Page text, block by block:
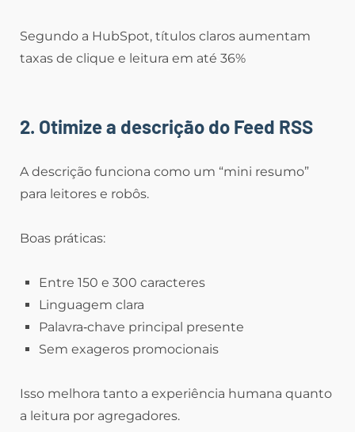
Segundo a HubSpot, títulos claros aumentam
taxas de clique e leitura em até 36%
2. Otimize a descrição do Feed RSS
A descrição funciona como um “mini resumo”
para leitores e robôs.
Boas práticas:
Entre 150 e 300 caracteres
Linguagem clara
Palavra‑chave principal presente
Sem exageros promocionais
Isso melhora tanto a experiência humana quanto
a leitura por agregadores.